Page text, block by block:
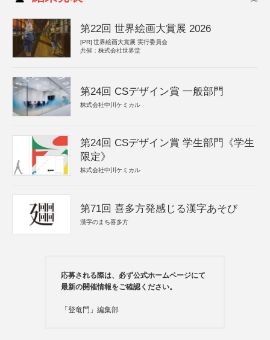
第22回 世界絵画大賞展 2026
[PR] 世界絵画大賞展 実行委員会
共催：株式会社世界堂
第24回 CSデザイン賞 一般部門
株式会社中川ケミカル
第24回 CSデザイン賞 学生部門《学生
限定》
株式会社中川ケミカル
第71回 喜多方発感じる漢字あそび
漢字のまち喜多方
応募される際は、必ず公式ホームページにて
最新の開催情報をご確認ください。
「登竜門」編集部